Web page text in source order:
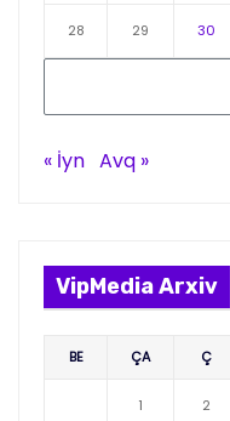
28 29 30
« İyn Avq »
VipMedia Arxiv
BE ÇA Ç
1 2